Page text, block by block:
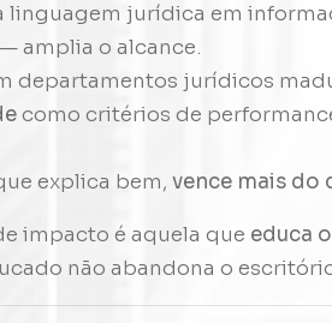
linguagem jurídica em
amplia o alcance.
departamentos jurídicos
como critérios de
explica bem,vence mais do
impacto é aquela que educa
não abandona o